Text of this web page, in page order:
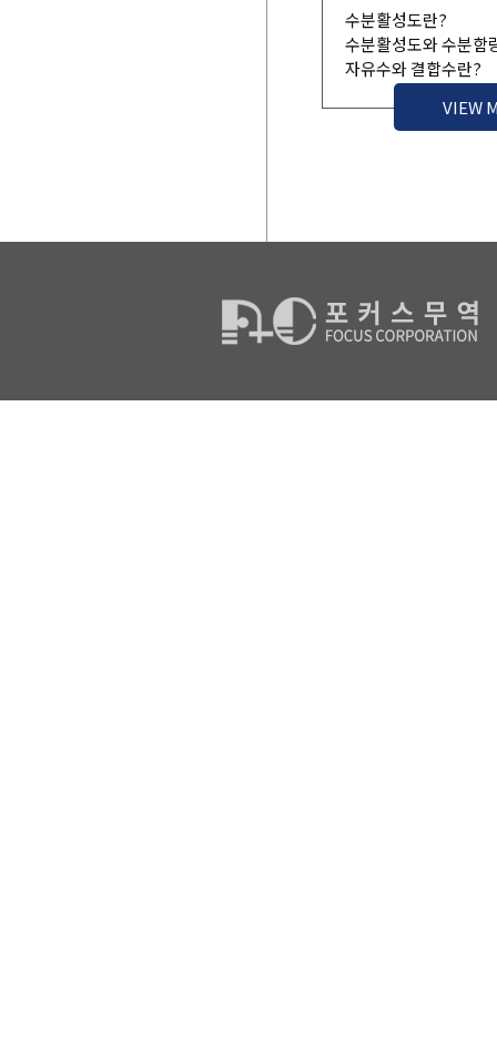
수분활성도란?
수분활성도와 수분함
자유수와 결합수란?
VIEW